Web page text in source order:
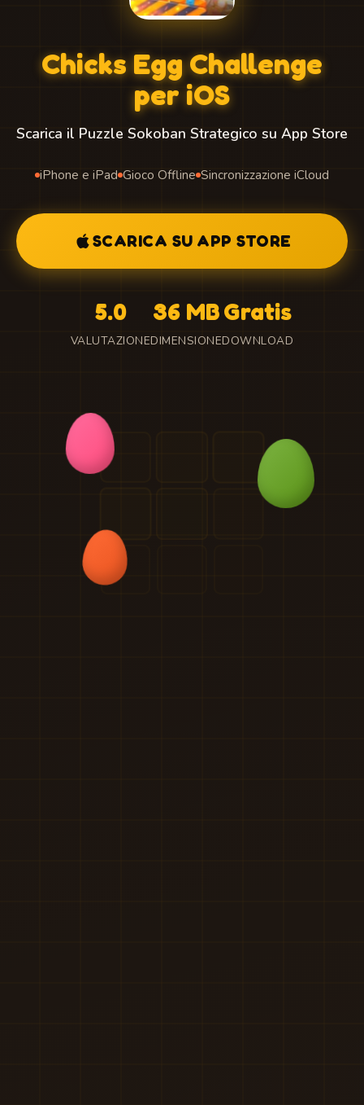
Chicks Egg Challenge
per iOS
Scarica il Puzzle Sokoban Strategico su App Store
iPhone e iPad Gioco Offline Sincronizzazione iCloud
SCARICA SU APP STORE
5.0
VALUTAZIONE
36 MB
DIMENSIONE
Gratis
DOWNLOAD